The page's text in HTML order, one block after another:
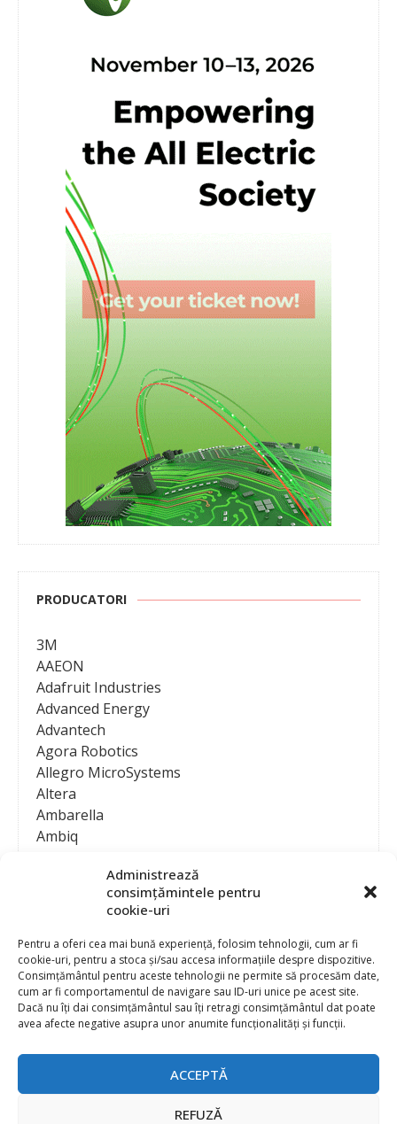
Administrează
consimțămintele pentru
cookie-uri
Pentru a oferi cea mai bună experiență, folosim tehnologii, cum ar fi
cookie-uri, pentru a stoca și/sau accesa informațiile despre dispozitive.
Consimțământul pentru aceste tehnologii ne permite să procesăm date,
cum ar fi comportamentul de navigare sau ID-uri unice pe acest site.
Dacă nu îți dai consimțământul sau îți retragi consimțământul dat poate
avea afecte negative asupra unor anumite funcționalități și funcții.
ACCEPTĂ
REFUZĂ
PRODUCATORI
3M
AAEON
Adafruit Industries
Advanced Energy
Advantech
Agora Robotics
Allegro MicroSystems
Altera
Ambarella
Ambiq
Analog Devices
Anritsu Corporation
Ansys
APS
Arduino
Arm
Asentics
ATEN International
Contact
Publicitate
Abonament la revista “Electronica Azi”